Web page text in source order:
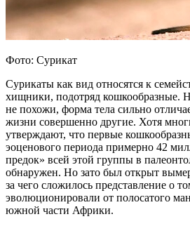
Фото: Сурикат
Сурикаты как вид относятся к
хищники, подотряд кошкообразные.
не похожи, форма тела сильно
жизни совершенно другие. Хотя
утверждают, что первые
эоценового периода примерно 42
предок» всей этой группы в
обнаружен. Но зато был открыт
за чего сложилось представление о
эволюционировали от полосатого
южной части Африки.